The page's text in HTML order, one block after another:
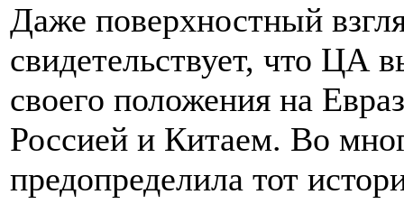
Даже поверхностный
свидетельствует, что ЦА
своего положения на
Россией и Китаем. Во
предопределила тот